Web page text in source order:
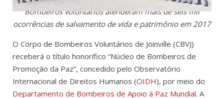
Bombeiros voluntários atenderam mais de seis mil
ocorrências de salvamento de vida e patrimônio em 2017
O Corpo de Bombeiros Voluntários de Joinville (CBVJ)
receberá o título honorífico “Núcleo de Bombeiros de
Promoção da Paz”, concedido pelo Observatório
Internacional de Direitos Humanos (OIDH), por meio do
Departamento de Bombeiros de Apoio à Paz Mundial. A